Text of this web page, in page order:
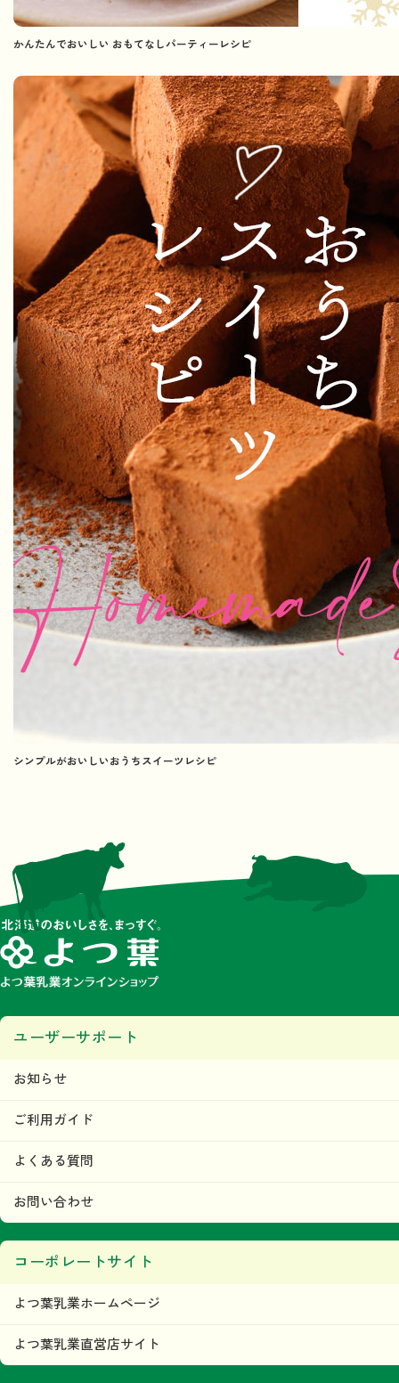
かんたんでおいしい おもてなしパーティーレシピ
シンプルがおいしいおうちスイーツレシピ
ユーザーサポート
お知らせ
ご利用ガイド
よくある質問
お問い合わせ
コーポレートサイト
よつ葉乳業ホームページ
よつ葉乳業直営店サイト